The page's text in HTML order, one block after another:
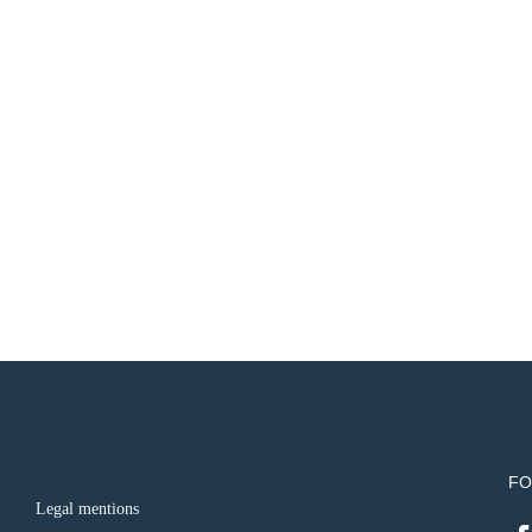
Legal mentions